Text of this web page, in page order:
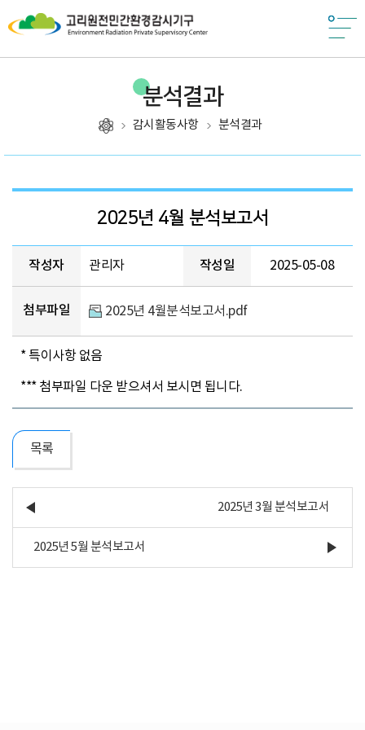
분석결과
감시활동사항 분석결과
제목, 작성자, 작성일, 첨부파일, 조회, 카테고리
2025년 4월 분석보고서
작성자 관리자 작성일 2025-05-08
첨부파일 2025년 4월분석보고서.pdf
* 특이사항 없음
*** 첨부파일 다운 받으셔서 보시면 됩니다.
목록
2025년 3월 분석보고서
2025년 5월 분석보고서